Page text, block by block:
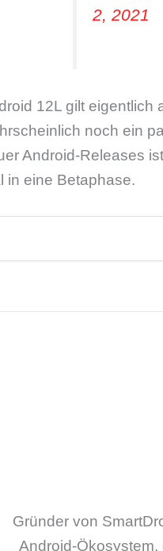
2, 2021
12L gilt eigentlich
noch ein
Android-Releases
in eine Betaphase.
Gründer von
Android-